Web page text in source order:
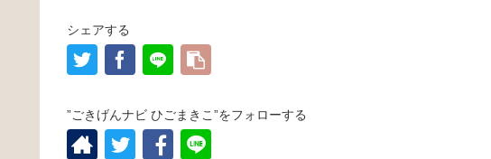
シェアする
”ごきげんナビ ひごまきこ”をフォローする